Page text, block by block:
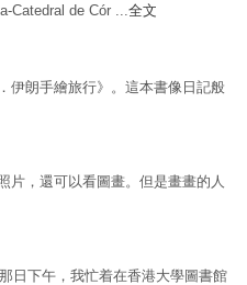
Catedral de Cór ...全文
伊朗手繪旅行》。這本書像日記般
片，還可以看圖畫。但是畫畫的人
日下午，我忙着在香港大學圖書館